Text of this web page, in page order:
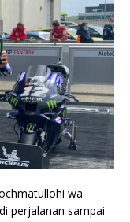
wa
perjalanan sampai